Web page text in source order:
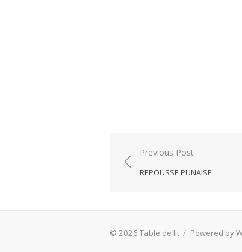
Post
navigation
Previous Post
REPOUSSE PUNAISE
© 2026 Table de lit / Powered by